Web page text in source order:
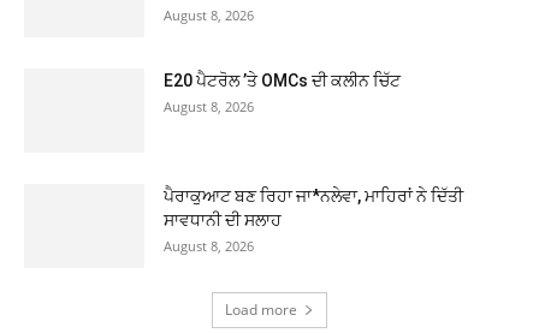
August 8, 2026
E20 ਪੈਟਰੋਲ ’ਤੇ OMCs ਦੀ ਕਲੀਨ ਚਿੱਟ
August 8, 2026
ਪੈਰਾਕੁਆਟ ਬਣ ਰਿਹਾ ਜਾ*ਨਲੇਵਾ, ਮਾਹਿਰਾਂ ਨੇ ਦਿੱਤੀ
ਸਾਵਧਾਨੀ ਦੀ ਸਲਾਹ
August 8, 2026
Load more